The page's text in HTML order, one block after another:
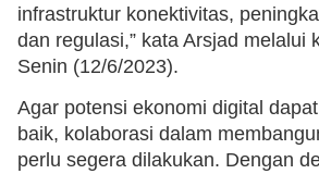
infrastruktur konektivitas,
dan regulasi,” kata Arsjad melalui
Senin (12/6/2023).
Agar potensi ekonomi digital
baik, kolaborasi dalam
perlu segera dilakukan. Dengan